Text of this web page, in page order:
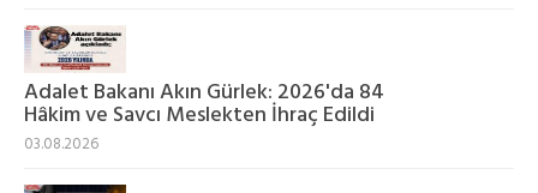
Adalet Bakanı Akın Gürlek: 2026'da 84
Hâkim ve Savcı Meslekten İhraç Edildi
03.08.2026